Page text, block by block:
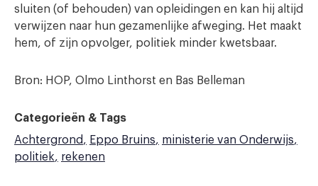
sluiten (of behouden) van opleidingen en kan hij altijd
verwijzen naar hun gezamenlijke afweging. Het maakt
hem, of zijn opvolger, politiek minder kwetsbaar.
Bron: HOP, Olmo Linthorst en Bas Belleman
Categorieën & Tags
Achtergrond
Eppo Bruins
ministerie van Onderwijs
politiek
rekenen